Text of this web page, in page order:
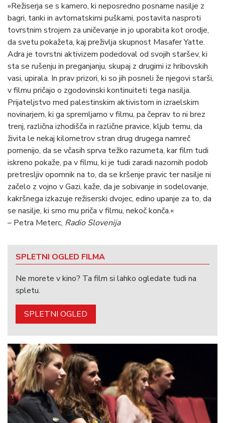
»Režiserja se s kamero, ki neposredno posname nasilje z
bagri, tanki in avtomatskimi puškami, postavita nasproti
tovrstnim strojem za uničevanje in jo uporabita kot orodje,
da svetu pokažeta, kaj preživlja skupnost Masafer Yatte.
Adra je tovrstni aktivizem podedoval od svojih staršev, ki
sta se rušenju in preganjanju, skupaj z drugimi iz hribovskih
vasi, upirala. In prav prizori, ki so jih posneli že njegovi starši,
v filmu pričajo o zgodovinski kontinuiteti tega nasilja.
Prijateljstvo med palestinskim aktivistom in izraelskim
novinarjem, ki ga spremljamo v filmu, pa čeprav to ni brez
trenj, različna izhodišča in različne pravice, kljub temu, da
živita le nekaj kilometrov stran drug drugega namreč
pomenijo, da se včasih sprva težko razumeta, kar film tudi
iskreno pokaže, pa v filmu, ki je tudi zaradi nazornih podob
pretresljiv opomnik na to, da se kršenje pravic ter nasilje ni
začelo z vojno v Gazi, kaže, da je sobivanje in sodelovanje,
kakršnega izkazuje režiserski dvojec, edino upanje za to, da
se nasilje, ki smo mu priča v filmu, nekoč konča.«
– Petra Meterc, Radio Slovenija
SPLETNI OGLED FILMA
Ne morete v kino? Ta film si lahko ogledate tudi na
spletu.
SPLETNI OGLED